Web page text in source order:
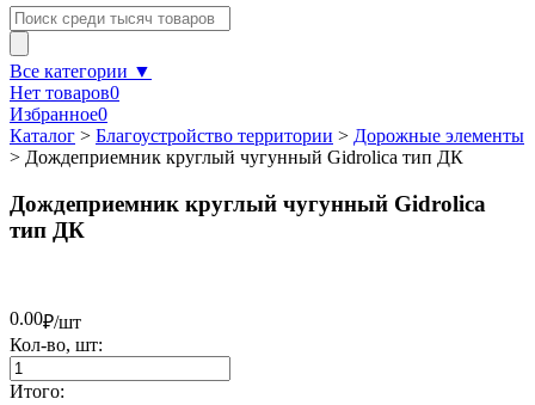
Все категории ▼
Нет товаров0
Избранное0
Каталог > Благоустройство территории > Дорожные элементы
> Дождеприемник круглый чугунный Gidrolica тип ДК
Дождеприемник круглый чугунный Gidrolica
тип ДК
0.00₽/шт
Кол-во, шт:
Итого: